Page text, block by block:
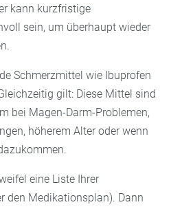
kann kurzfristige
sein, um überhaupt wieder
Schmerzmittel wie Ibuprofen
gilt: Diese Mittel sind
bei Magen-Darm-Problemen,
höherem Alter oder wenn
eine Liste Ihrer
den Medikationsplan). Dann